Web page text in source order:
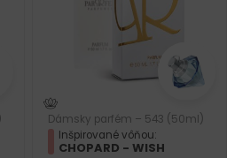
Dámsky parfém – 543 (50ml)
Inšpirované vôňou:
CHOPARD - WISH